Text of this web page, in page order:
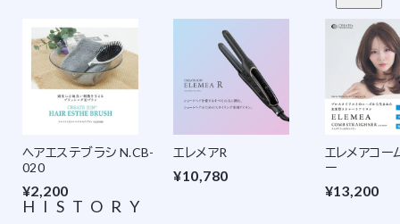
ヘアエステブラシ N.CB-
020
¥2,200
エレメアR
¥10,780
エレメアコー
ー
¥13,200
HISTORY